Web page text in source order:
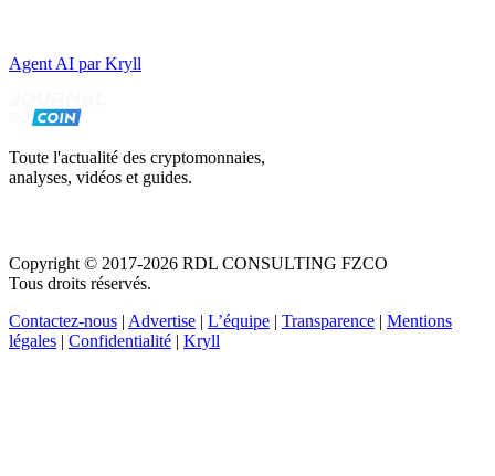
Agent AI par Kryll
Toute l'actualité des cryptomonnaies,
analyses, vidéos et guides.
Copyright © 2017-2026 RDL CONSULTING FZCO
Tous droits réservés.
Contactez-nous | Advertise | L’équipe | Transparence | Mentions
légales | Confidentialité | Kryll